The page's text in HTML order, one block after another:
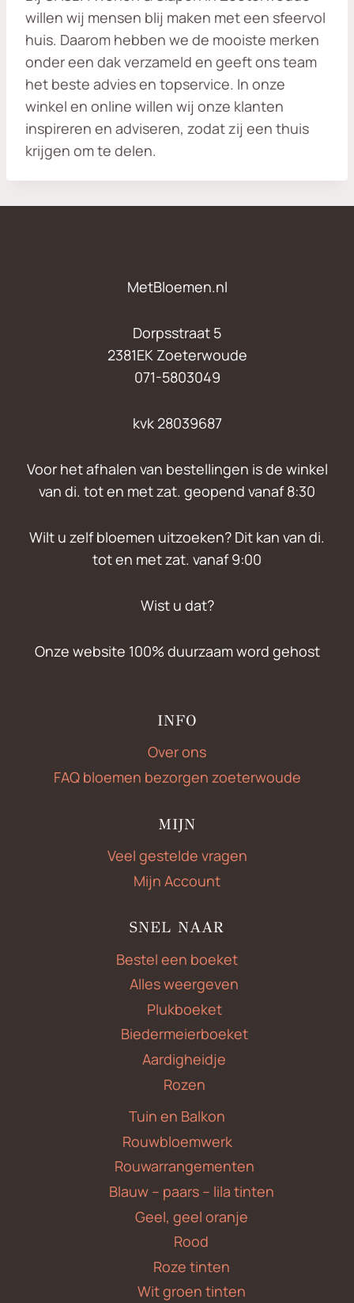
willen wij mensen blij maken met een sfeervol
huis. Daarom hebben we de mooiste merken
onder een dak verzameld en geeft ons team
het beste advies en topservice. In onze
winkel en online willen wij onze klanten
inspireren en adviseren, zodat zij een thuis
krijgen om te delen.
MetBloemen.nl
Dorpsstraat 5
2381EK Zoeterwoude
071-5803049
kvk 28039687
Voor het afhalen van bestellingen is de winkel
van di. tot en met zat. geopend vanaf 8:30
Wilt u zelf bloemen uitzoeken? Dit kan van di.
tot en met zat. vanaf 9:00
Wist u dat?
Onze website 100% duurzaam word gehost
INFO
Over ons
FAQ bloemen bezorgen zoeterwoude
MIJN
Veel gestelde vragen
Mijn Account
SNEL NAAR
Bestel een boeket
Alles weergeven
Plukboeket
Biedermeierboeket
Aardigheidje
Rozen
Tuin en Balkon
Rouwbloemwerk
Rouwarrangementen
Blauw – paars – lila tinten
Geel, geel oranje
Rood
Roze tinten
Wit groen tinten